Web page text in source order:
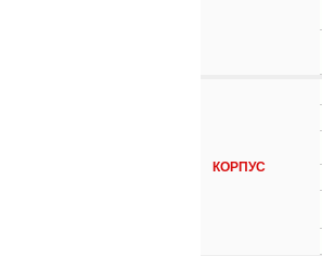
КОРПУС